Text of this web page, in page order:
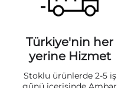
Türkiye'nin her
yerine Hizmet
Stoklu ürünlerde 2-5 iş